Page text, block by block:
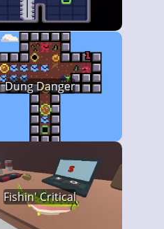
Dung Danger
Fishin' Critical